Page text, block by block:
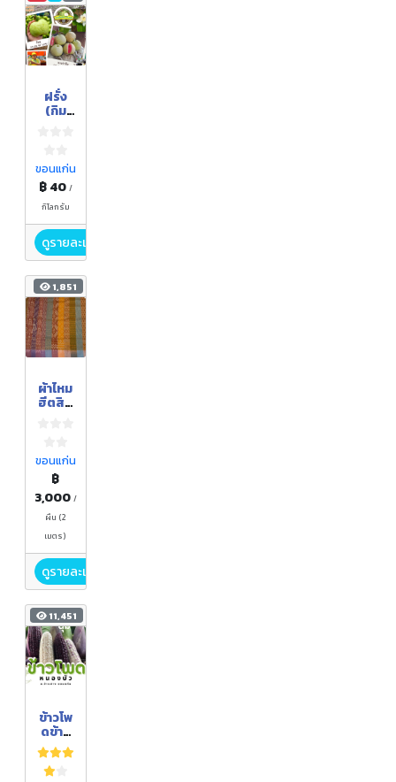
ฝรั่ง
(กิม
ขอนแก่น
฿ 40 /
กิโลกรัม
ดูรายละเอียด
1,851
ผ้าไหม
ฮีตสิบ
ขอนแก่น
฿
3,000 /
ผืน (2
เมตร)
ดูรายละเอียด
11,451
ข้าวโพ
ดข้าว
เหนียว
(ฝัก
สด)